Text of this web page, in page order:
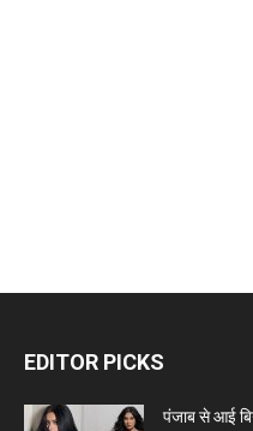
EDITOR PICKS
पंजाब से आई